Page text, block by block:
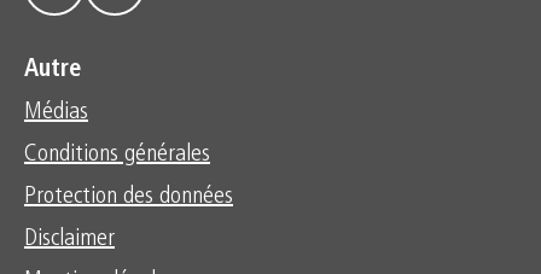
Autre
Médias
Conditions générales
Protection des données
Disclaimer